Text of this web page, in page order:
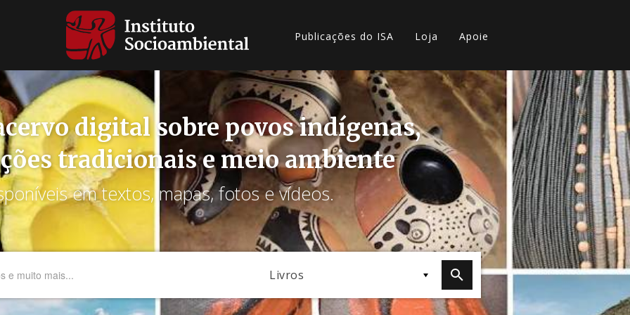
Publicações do ISA Loja Apoie
digital sobre povos indígenas,
tradicionais e meio ambiente
em textos, mapas, fotos e vídeos.
Livros